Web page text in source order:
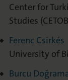
Center for
Studies
Ferenc Csirkés
University of
Burcu